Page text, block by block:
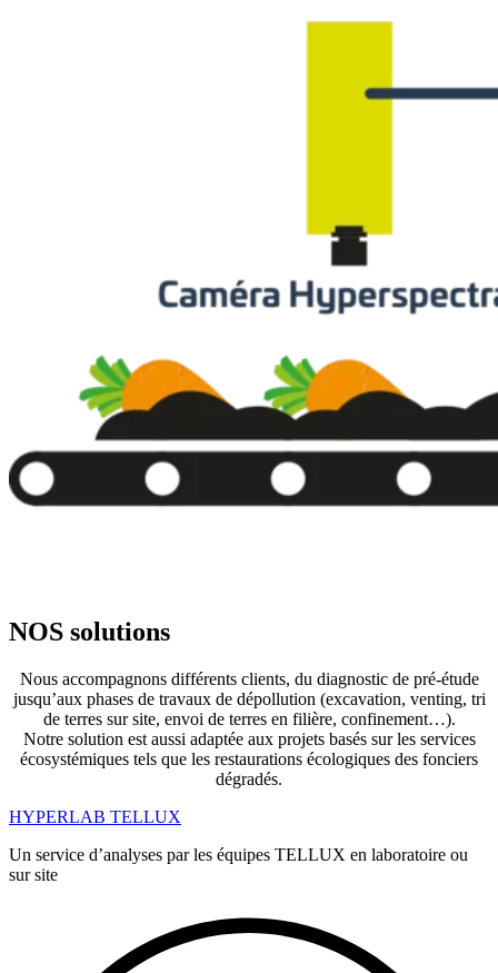
NOS solutions
Nous accompagnons différents clients, du diagnostic de pré-étude
jusqu’aux phases de travaux de dépollution (excavation, venting, tri
de terres sur site, envoi de terres en filière, confinement…).
Notre solution est aussi adaptée aux projets basés sur les services
écosystémiques tels que les restaurations écologiques des fonciers
dégradés.
HYPERLAB TELLUX
Un service d’analyses par les équipes TELLUX en laboratoire ou
sur site